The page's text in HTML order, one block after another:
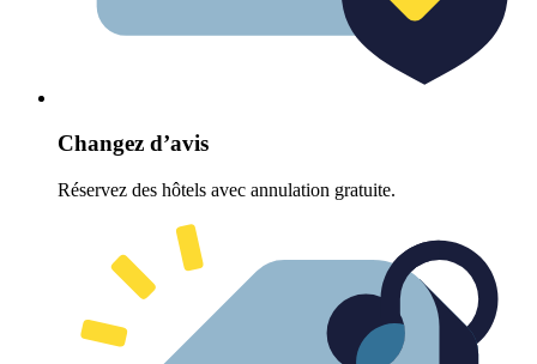
Changez d’avis
Réservez des hôtels avec annulation gratuite.